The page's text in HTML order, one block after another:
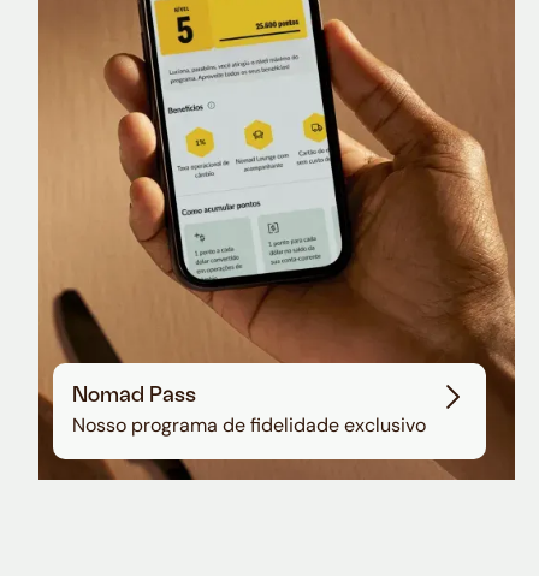
Nomad Lounge
Sala VIP no Aeroporto de Guarulhos
Nomad Pass
Nosso programa de fidelidade exclusivo